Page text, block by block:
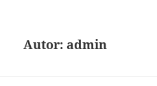
Autor: admin